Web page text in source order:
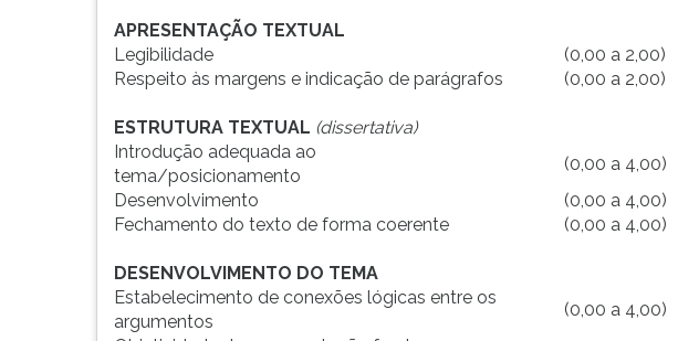
APRESENTAÇÃO TEXTUAL
Legibilidade
(0,00 a 2,00)
Respeito às margens e indicação de parágrafos
(0,00 a 2,00)
ESTRUTURA TEXTUAL (dissertativa)
Introdução adequada ao
tema/posicionamento
(0,00 a 4,00)
Desenvolvimento
(0,00 a 4,00)
Fechamento do texto de forma coerente
(0,00 a 4,00)
DESENVOLVIMENTO DO TEMA
Estabelecimento de conexões lógicas entre os
argumentos
(0,00 a 4,00)